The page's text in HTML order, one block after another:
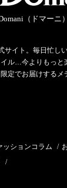
（ドマーニ
サイト。毎日忙し
ル…今よりもっと
定でお届けするメ
ッションコラム /
/